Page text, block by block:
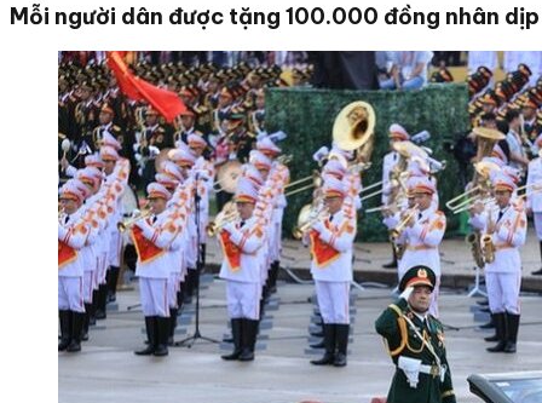
Mỗi người dân được tặng 100.000 đồng nhân